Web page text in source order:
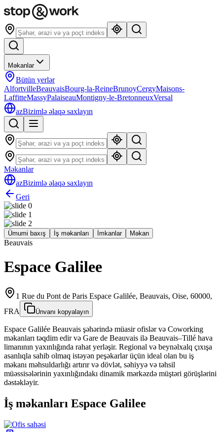
Məkanlar
Bütün yerlər
AlfortvilleBeauvaisBourg-la-ReineBrunoyCergyMaisons-
LaffitteMassyPalaiseauMontigny-le-BretonneuxVersal
azBizimlə əlaqə saxlayın
Məkanlar
azBizimlə əlaqə saxlayın
Geri
Ümumi baxış İş məkanları İmkanlar Məkan
Beauvais
Espace Galilee
1 Rue du Pont de Paris Espace Galilée, Beauvais, Oise, 60000,
FRA
Ünvanı kopyalayın
Espace Galilée Beauvais şəhərində müasir ofislər və Coworking
məkanları təqdim edir və Gare de Beauvais ilə Beauvais–Tillé hava
limanının yaxınlığında rahat yerləşir. Regional və beynəlxalq çıxışa
asanlıqla sahib olmaq istəyən peşəkarlar üçün ideal olan bu iş
məkanı məhsuldarlığı artırır və dövlət, səhiyyə və təhsil
müəssisələrinin yaxınlığındakı dinamik mərkəzdə müştəri görüşlərini
dəstəkləyir.
İş məkanları Espace Galilee